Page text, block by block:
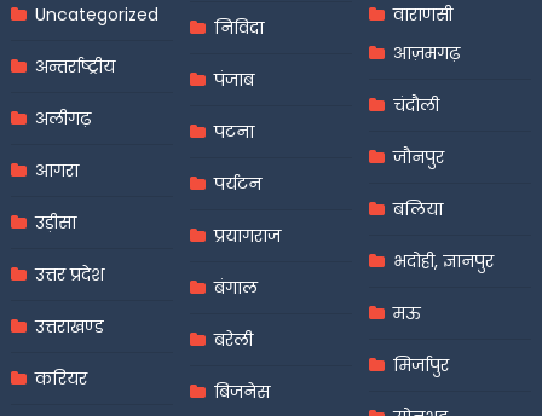
Uncategorized
अन्तर्राष्ट्रीय
अलीगढ़
आगरा
उड़ीसा
उत्तर प्रदेश
उत्तराखण्ड
करियर
निविदा
पंजाब
पटना
पर्यटन
प्रयागराज
बंगाल
बरेली
बिजनेस
वाराणसी
आज़मगढ़
चंदौली
जौनपुर
बलिया
भदोही, ज्ञानपुर
मऊ
मिर्जापुर